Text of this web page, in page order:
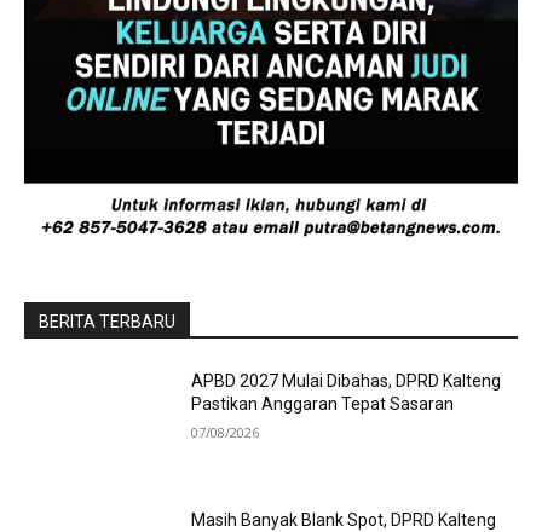
BERITA TERBARU
APBD 2027 Mulai Dibahas, DPRD Kalteng
Pastikan Anggaran Tepat Sasaran
07/08/2026
Masih Banyak Blank Spot, DPRD Kalteng